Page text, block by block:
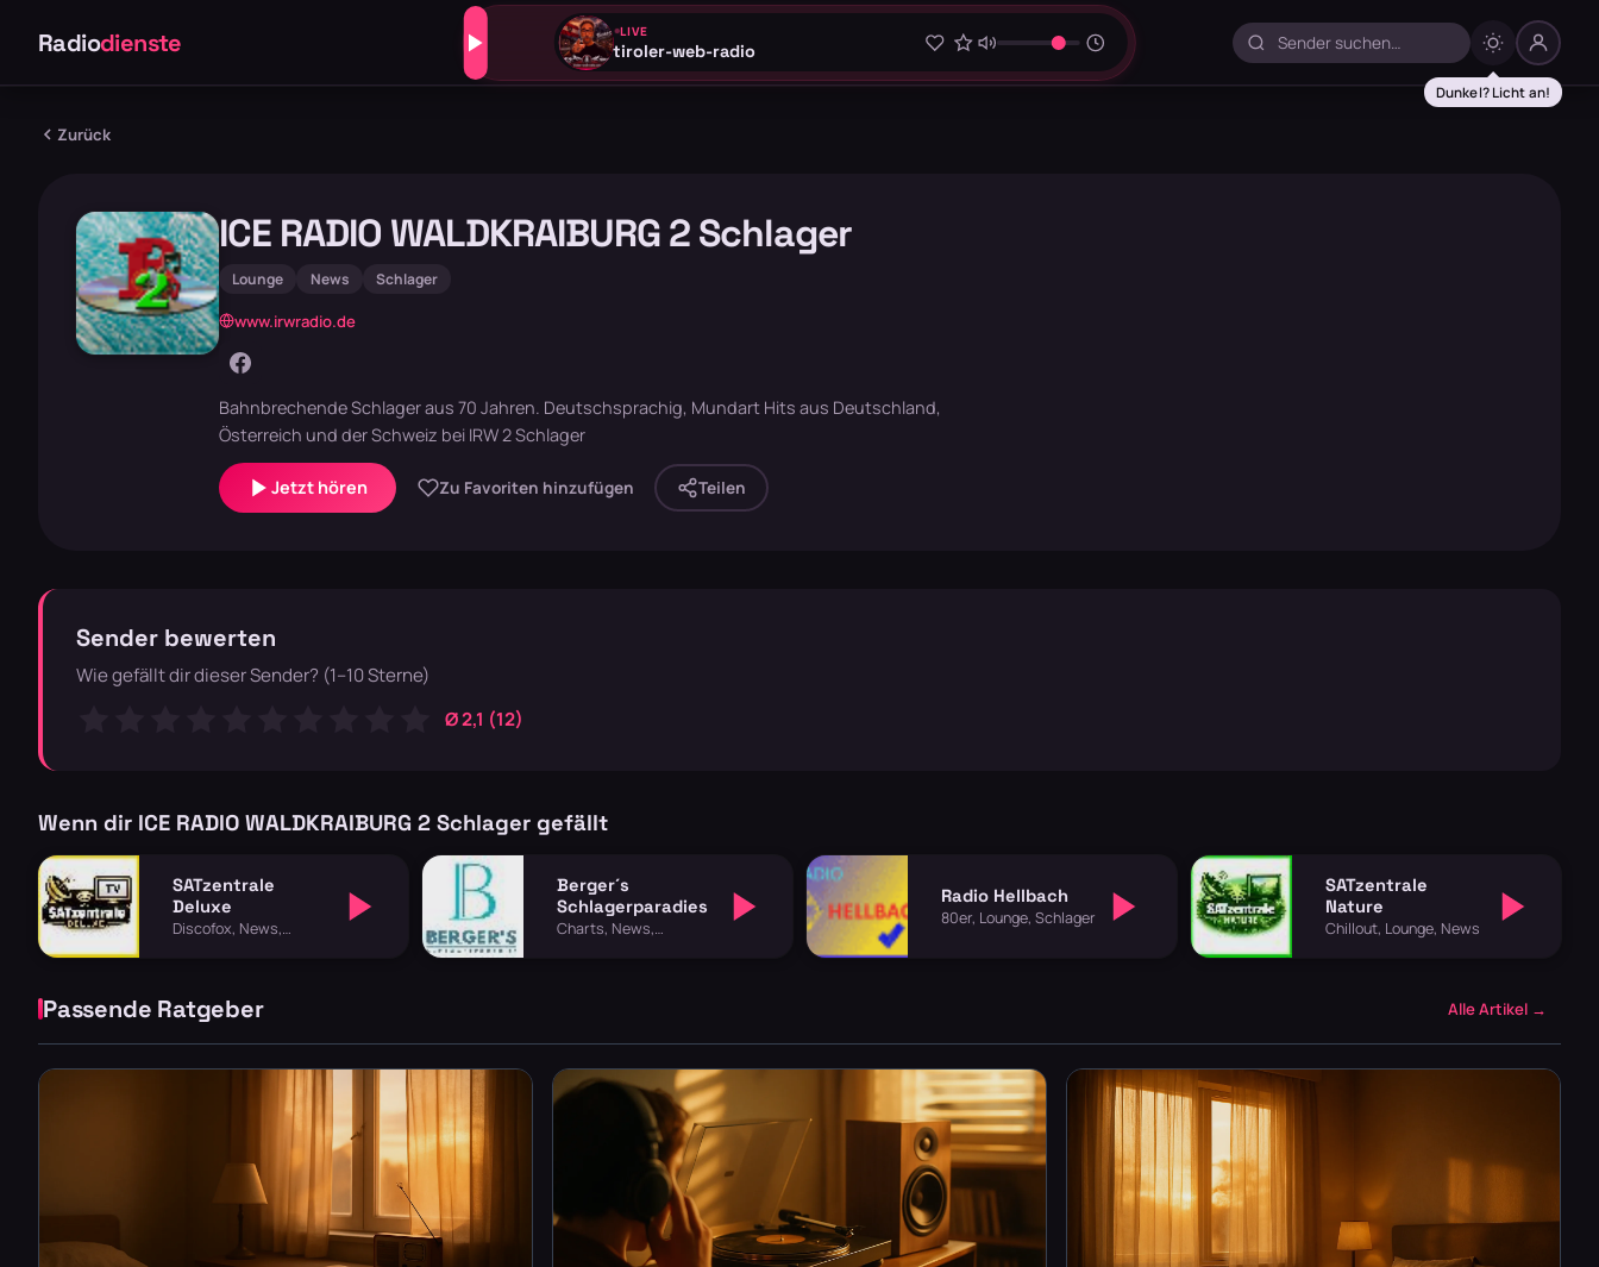
Radiodienste LIVE
tiroler-web-radio
Zurück
ICE RADIO WALDKRAIBURG 2 Schlager
Lounge News Schlager
www.irwradio.de
Bahnbrechende Schlager aus 70 Jahren. Deutschsprachig, Mundart Hits aus Deutschland,
Österreich und der Schweiz bei IRW 2 Schlager
Jetzt hören Zu Favoriten hinzufügen Teilen
Sender bewerten
Wie gefällt dir dieser Sender? (1–10 Sterne)
Ø 2,1 (12)
Wenn dir ICE RADIO WALDKRAIBURG 2 Schlager gefällt
SATzentrale
Deluxe
Discofox, News,
Berger´s
Schlagerparadies
Charts, News,
Radio Hellbach
80er, Lounge, Schlager
SATzentrale
Nature
Chillout, Lounge, News
Passende Ratgeber Alle Artikel →